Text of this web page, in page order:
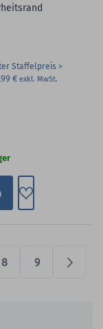
Staffelpreis
€
Zum
8 9